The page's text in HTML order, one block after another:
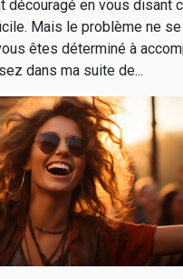
découragé en vous disant
Mais le problème ne se
êtes déterminé à
dans ma suite de...